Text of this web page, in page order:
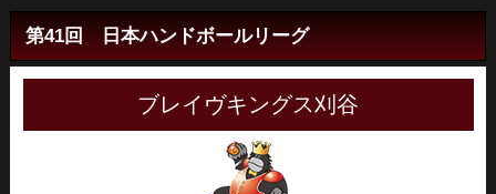
第41回 日本ハンドボールリーグ
ブレイヴキングス刈谷